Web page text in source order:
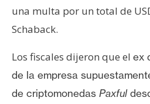
a
s
e
P
r
una multa por un total de
Schaback.
Los fiscales dijeron que el ex
de la empresa
de criptomonedas Paxful